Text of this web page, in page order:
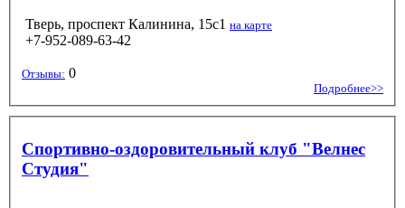
Тверь, проспект Калинина, 15с1 на карте
+7-952-089-63-42
Отзывы: 0
Подробнее>>
Спортивно-оздоровительный клуб "Велнес
Студия"